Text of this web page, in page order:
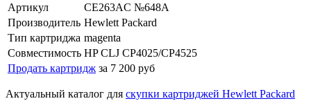
Артикул
CE263AC №648A
Производитель Hewlett Packard
Тип картриджа magenta
Совместимость HP CLJ CP4025/CP4525
Продать картридж за 7 200 руб
Актуальный каталог для скупки картриджей Hewlett Packard